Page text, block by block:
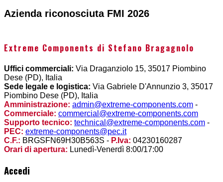
Azienda riconosciuta FMI 2026
Extreme Components di Stefano Bragagnolo
Uffici commerciali: Via Draganziolo 15, 35017 Piombino
Dese (PD), Italia
Sede legale e logistica: Via Gabriele D'Annunzio 3, 35017
Piombino Dese (PD), Italia
Amministrazione: admin@extreme-components.com -
Commerciale: commercial@extreme-components.com
Supporto tecnico: technical@extreme-components.com -
PEC: extreme-components@pec.it
C.F.: BRGSFN69H30B563S - P.Iva: 04230160287
Orari di apertura: Lunedì-Venerdì 8:00/17:00
Accedi